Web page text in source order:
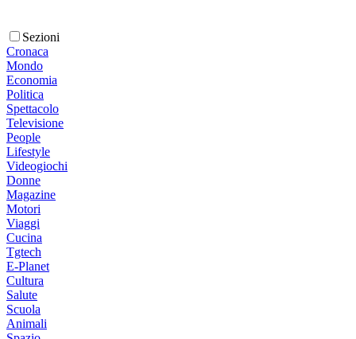
Sezioni
Cronaca
Mondo
Economia
Politica
Spettacolo
Televisione
People
Lifestyle
Videogiochi
Donne
Magazine
Motori
Viaggi
Cucina
Tgtech
E-Planet
Cultura
Salute
Scuola
Animali